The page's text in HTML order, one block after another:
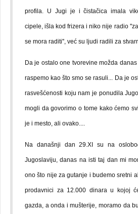
profila. U Jugi je i čistačica imala
cipele, išla kod frizera i niko nije radio
se mora raditi'', već su ljudi radili za
Da je ostalo one tvorevine možda
raspemo kao što smo se rasuli... Da je
rasvešćenosti koju nam je ponudila
mogli da govorimo o tome kako ćemo
je i mesto, ali ovako....
Na današnji dan 29.XI su na
Jugoslaviju, danas na isti taj dan mi
ono što nije za gutanje i budemo sretni
prodavnici za 12.000 dinara u kojoj
gazda, a onda i mušterije, moramo da